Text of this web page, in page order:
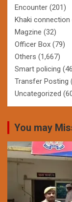
Encounter (201)
Khaki connection
Magzine (32)
Officer Box (79)
Others (1,667)
Smart policing
Transfer Posting
Uncategorized
You may